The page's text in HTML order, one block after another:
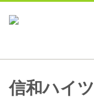
信和ハイ